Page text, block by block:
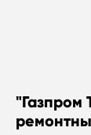
"Газпром